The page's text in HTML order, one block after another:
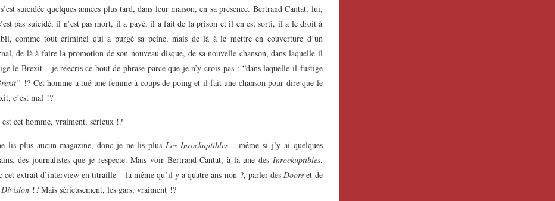
suicidée quelques années plus tard, dans leur maison, en sa présence. Bertrand Cantat, lui,
pas suicidé, il n’est pas mort, il a payé, il a fait de la prison et il en est sorti, il a le droit à
comme tout criminel qui a purgé sa peine, mais de là à le mettre en couverture d’un
de là à faire la promotion de son nouveau disque, de sa nouvelle chanson, dans laquelle il
le Brexit – je réécris ce bout de phrase parce que je n’y crois pas : “dans laquelle il fustige
!? Cet homme a tué une femme à coups de poing et il fait une chanson pour dire que le
c’est mal !?
cet homme, vraiment, sérieux !?
lis plus aucun magazine, donc je ne lis plusLes Inrockuptibles– même si j’y ai quelques
des journalistes que je respecte. Mais voir Bertrand Cantat, à la une des Inrockuptibles,
cet extrait d’interview en titraille – la même qu’il y a quatre ans non ?, parler desDoors et de
!? Mais sérieusement, les gars, vraiment !?